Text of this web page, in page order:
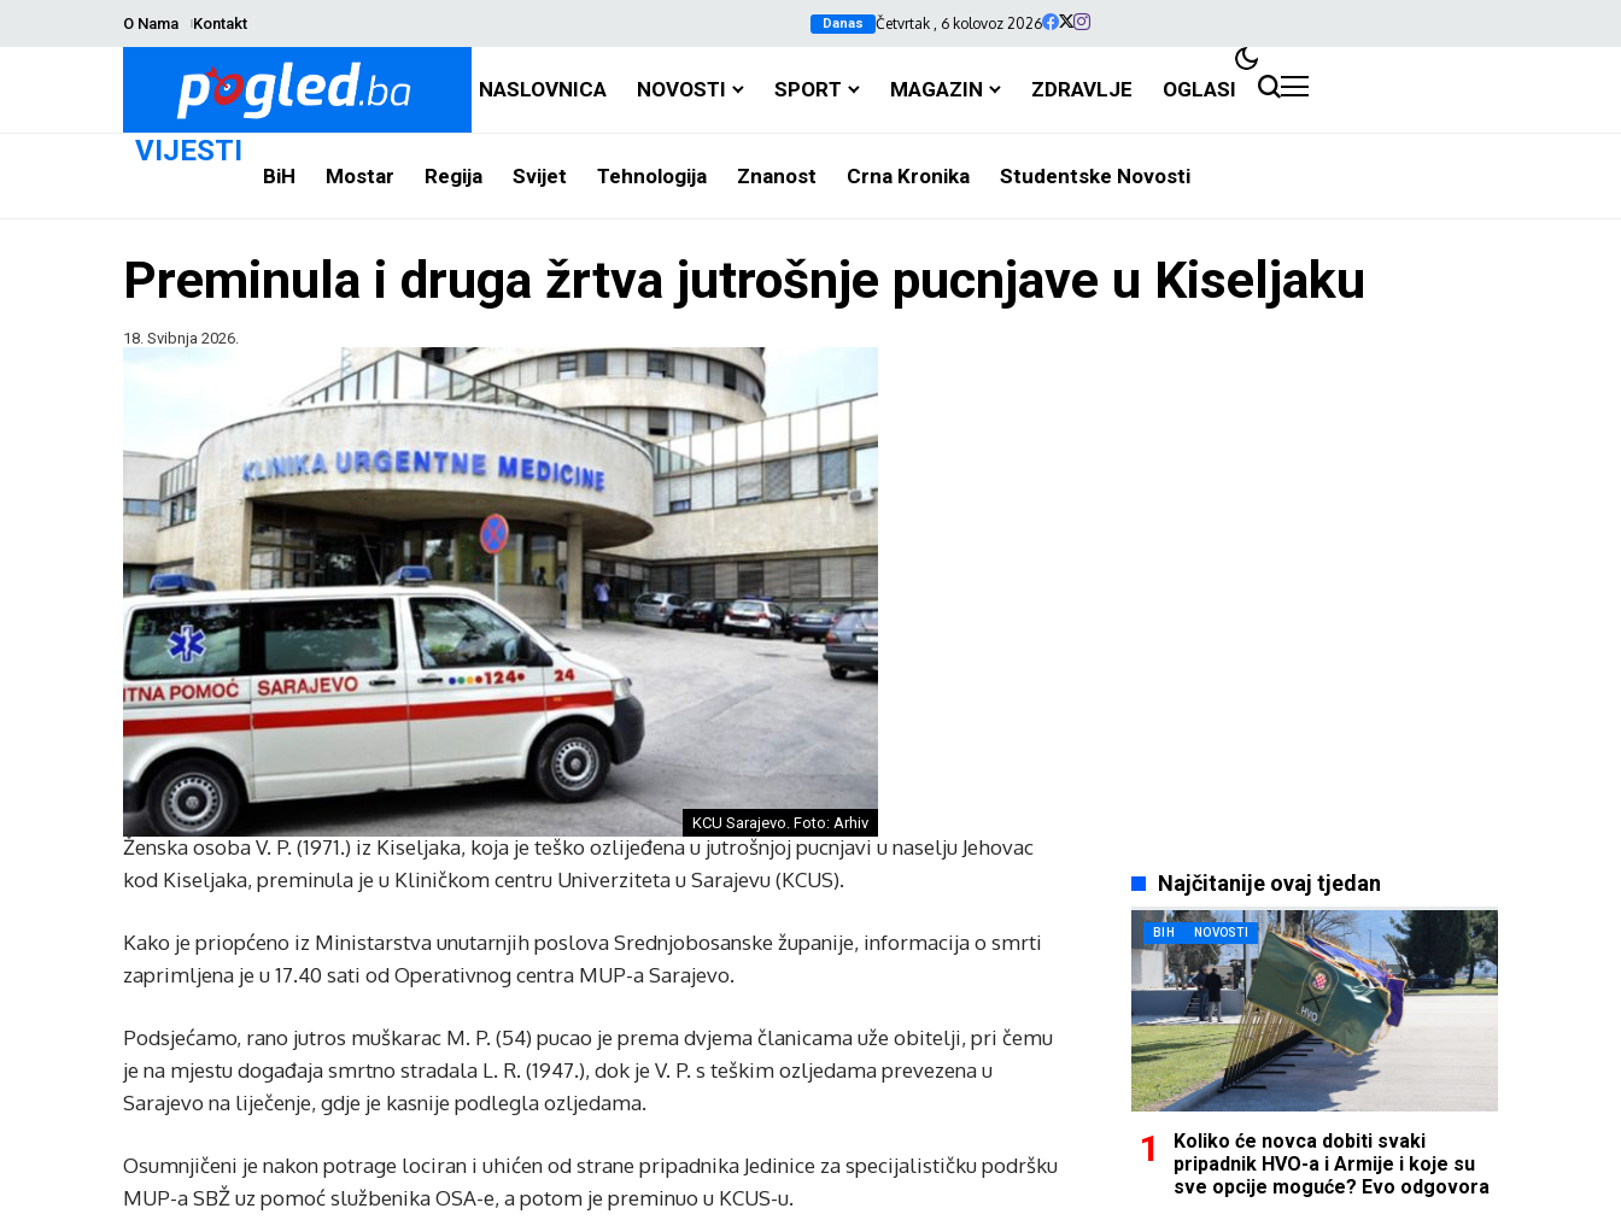
O Nama Kontakt Danas Četvrtak , 6 kolovoz 2026
NASLOVNICA NOVOSTI SPORT MAGAZIN ZDRAVLJE OGLASI
VIJESTI
BiH Mostar Regija Svijet Tehnologija Znanost Crna Kronika Studentske Novosti
Preminula i druga žrtva jutrošnje pucnjave u Kiseljaku
18. Svibnja 2026.
KCU Sarajevo. Foto: Arhiv
Ženska osoba V. P. (1971.) iz Kiseljaka, koja je teško ozlijeđena u jutrošnjoj pucnjavi u naselju Jehovac
kod Kiseljaka, preminula je u Kliničkom centru Univerziteta u Sarajevu (KCUS).
Kako je priopćeno iz Ministarstva unutarnjih poslova Srednjobosanske županije, informacija o smrti
zaprimljena je u 17.40 sati od Operativnog centra MUP-a Sarajevo.
Podsjećamo, rano jutros muškarac M. P. (54) pucao je prema dvjema članicama uže obitelji, pri čemu
je na mjestu događaja smrtno stradala L. R. (1947.), dok je V. P. s teškim ozljedama prevezena u
Sarajevo na liječenje, gdje je kasnije podlegla ozljedama.
Osumnjičeni je nakon potrage lociran i uhićen od strane pripadnika Jedinice za specijalističku podršku
MUP-a SBŽ uz pomoć službenika OSA-e, a potom je preminuo u KCUS-u.
Najčitanije ovaj tjedan
BIH NOVOSTI
Koliko će novca dobiti svaki
pripadnik HVO-a i Armije i koje su
sve opcije moguće? Evo odgovora